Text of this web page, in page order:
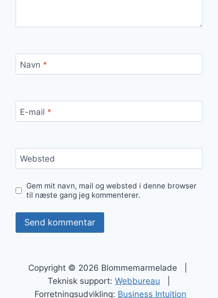
Navn *
E-mail *
Websted
Gem mit navn, mail og websted i denne browser
til næste gang jeg kommenterer.
Copyright © 2026 Blommemarmelade |
Teknisk support: Webbureau
Forretningsudvikling: Business Intuition